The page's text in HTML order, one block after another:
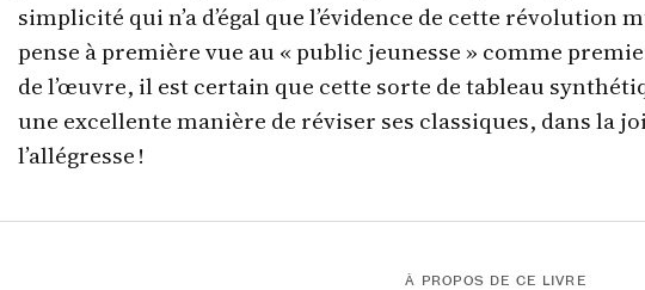
simplicité qui n’a d’égal que l’évidence de cette révolution
pense à première vue au « public jeunesse » comme
de l’œuvre, il est certain que cette sorte de tableau
une excellente manière de réviser ses classiques, dans la
l’allégresse !
À PROPOS DE CE LIVRE